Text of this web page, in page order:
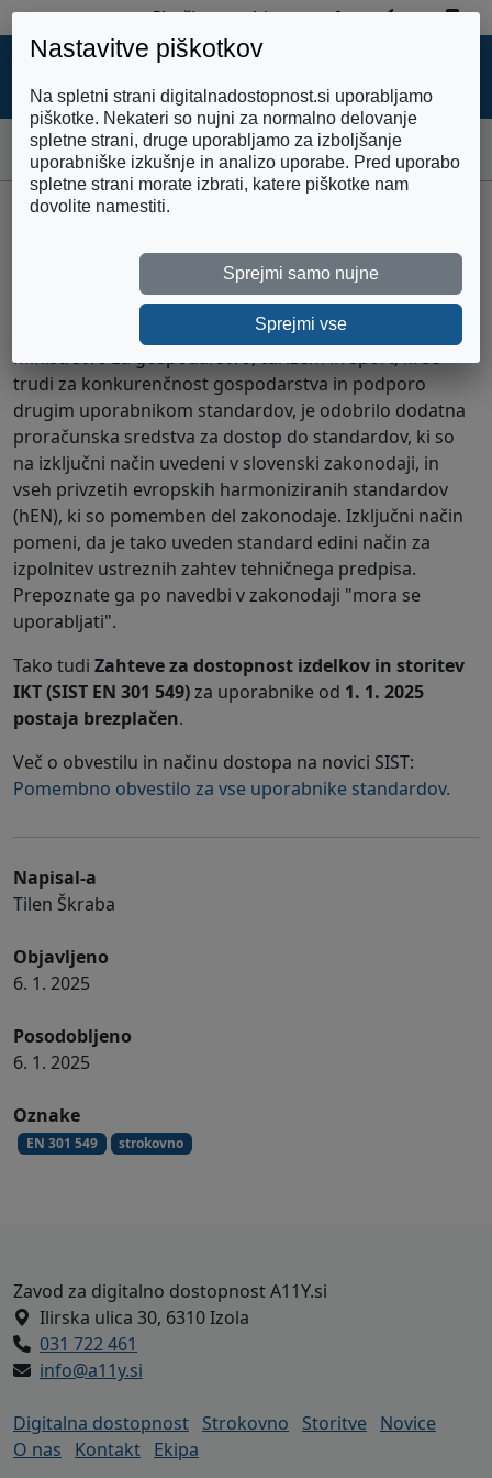
Nastavitve piškotkov
Na spletni strani digitalnadostopnost.si uporabljamo
piškotke. Nekateri so nujni za normalno delovanje
spletne strani, druge uporabljamo za izboljšanje
uporabniške izkušnje in analizo uporabe. Pred uporabo
spletne strani morate izbrati, katere piškotke nam
dovolite namestiti.
Sprejmi samo nujne
Sprejmi vse
Skoči na vsebino Zemljevid strani
Preklopi
DIGITALNA
DOSTOPNOST
Domov Brezplačen dostop do SIST EN 301 549
Brezplačen dostop do SIST
EN 301 549
Slovenski inštitut za standardizacijo (SIST) sporoča:
Ministrstvo za gospodarstvo, turizem in šport, ki se
trudi za konkurenčnost gospodarstva in podporo
drugim uporabnikom standardov, je odobrilo dodatna
proračunska sredstva za dostop do standardov, ki so
na izključni način uvedeni v slovenski zakonodaji, in
vseh privzetih evropskih harmoniziranih standardov
(hEN), ki so pomemben del zakonodaje. Izključni način
pomeni, da je tako uveden standard edini način za
izpolnitev ustreznih zahtev tehničnega predpisa.
Prepoznate ga po navedbi v zakonodaji "mora se
uporabljati".
Tako tudi Zahteve za dostopnost izdelkov in storitev
IKT (SIST EN 301 549)za uporabnike od 1. 1. 2025
postaja brezplačen.
Več o obvestilu in načinu dostopa na novici SIST:
Pomembno obvestilo za vse uporabnike standardov.
Napisal-a
Tilen Škraba
Objavljeno
6. 1. 2025
Posodobljeno
6. 1. 2025
Oznake
EN 301 549 strokovno
Noga strani - naslov zavoda A11Y in
Zavod za digitalno dostopnost A11Y.si
Ilirska ulica 30, 6310 Izola
031 722 461
info@a11y.si
Digitalna dostopnost Strokovno Storitve
Novice
O nas
Kontakt Ekipa